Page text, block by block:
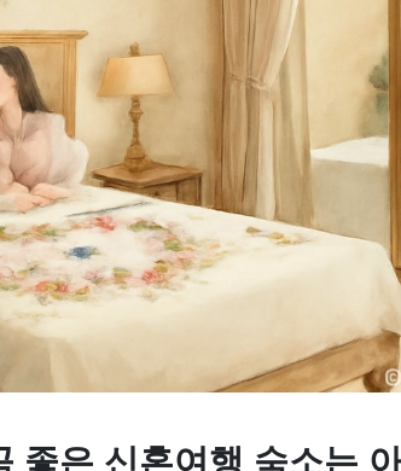
좋은 신혼여행 숙소는